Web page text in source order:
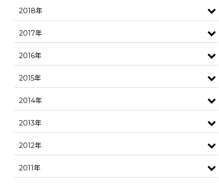
2018年
2017年
2016年
2015年
2014年
2013年
2012年
2011年